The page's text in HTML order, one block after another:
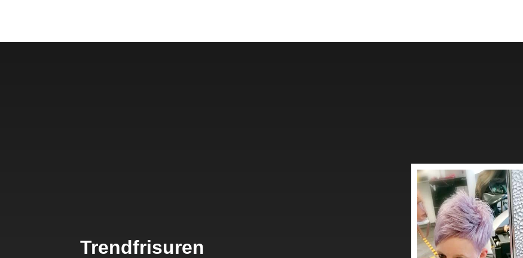
Trendfrisuren